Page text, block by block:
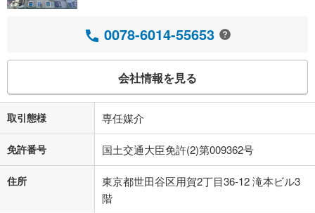
0078-6014-55653
会社情報を見る
取引態様 専任媒介
免許番号 国土交通大臣免許(2)第009362号
住所
東京都世田谷区用賀2丁目36-12 滝本ビル3
階